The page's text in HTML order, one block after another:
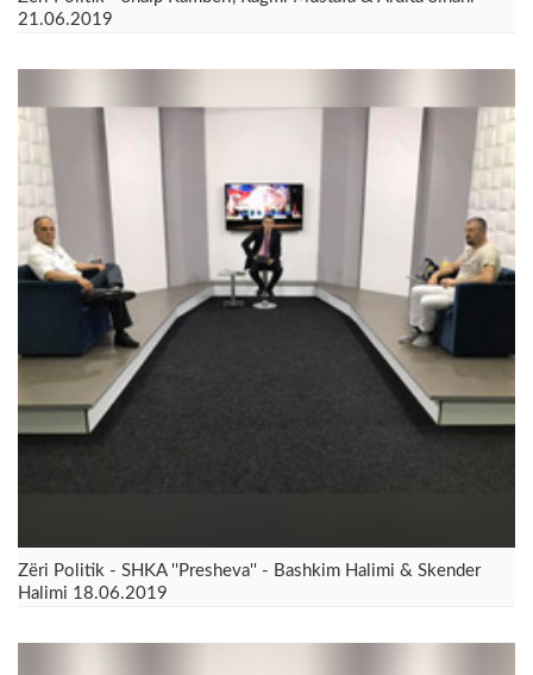
21.06.2019
Zëri Politik - SHKA ''Presheva'' - Bashkim Halimi & Skender
Halimi 18.06.2019